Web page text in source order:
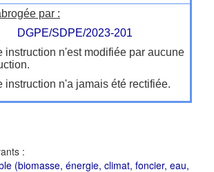
par :
DGPE/SDPE/2023-201
instruction n'est modifiée par aucune
instruction n'a jamais été rectifiée.
:
(biomasse, énergie, climat, foncier, eau,